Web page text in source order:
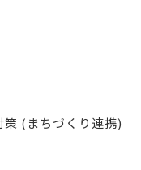
(まちづくり連携)